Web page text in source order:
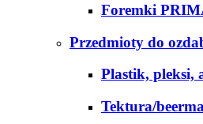
Foremki
Przedmioty do
Plastik, pleksi,
Tektura/